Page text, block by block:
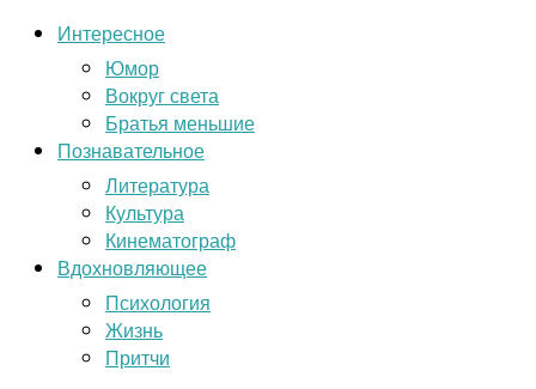
Интересное
Юмор
Вокруг света
Братья меньшие
Познавательное
Литература
Культура
Кинематограф
Вдохновляющее
Психология
Жизнь
Притчи